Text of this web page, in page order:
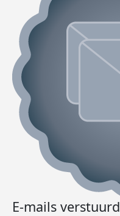
E-mails verstuurd